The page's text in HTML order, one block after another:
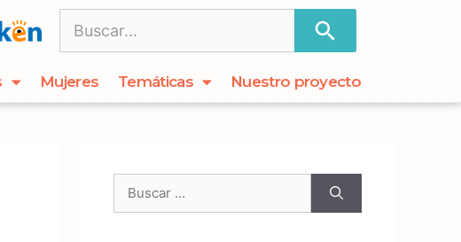
Mujeres Temáticas Nuestro proyecto